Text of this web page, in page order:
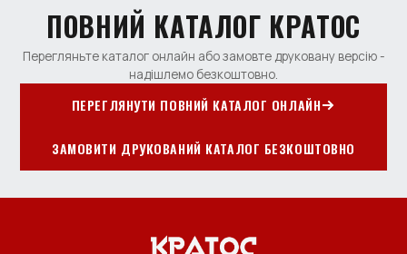
ПОВНИЙ КАТАЛОГ КРАТОС
Перегляньте каталог онлайн або замовте друковану версію -
надішлемо безкоштовно.
ПЕРЕГЛЯНУТИ ПОВНИЙ КАТАЛОГ ОНЛАЙН
ЗАМОВИТИ ДРУКОВАНИЙ КАТАЛОГ БЕЗКОШТОВНО